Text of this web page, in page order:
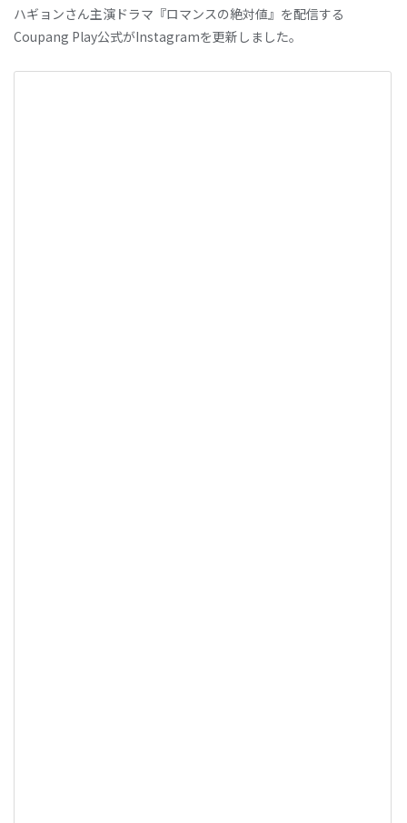
ハギョンさん主演ドラマ『ロマンスの絶対値』を配信する
Coupang Play公式がInstagramを更新しました。